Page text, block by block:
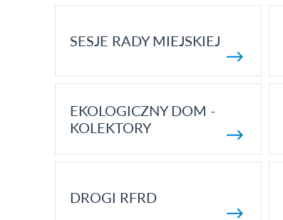
SESJE RADY MIEJSKIEJ
EKOLOGICZNY DOM -
KOLEKTORY
DROGI RFRD